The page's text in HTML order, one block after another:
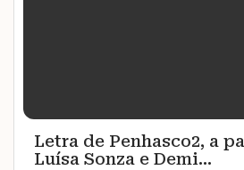
Letra de Penhasco2, a
Luísa Sonza e Demi...